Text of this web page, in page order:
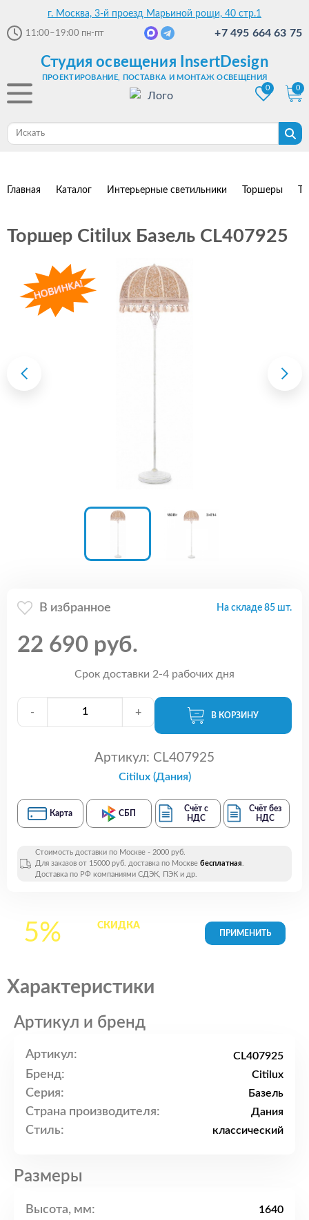
г. Москва, 3-й проезд Марьиной рощи, 40 стр.1
11:00–19:00 пн-пт +7 495 664 63 75
Студия освещения InsertDesign
ПРОЕКТИРОВАНИЕ, ПОСТАВКА И МОНТАЖ ОСВЕЩЕНИЯ
0
0
Главная Каталог Интерьерные светильники Торшеры
Торшер Citilux Базель CL407925
В избранное На складе 85 шт.
22 690 руб.
Срок доставки 2-4 рабочих дня
- + В КОРЗИНУ
Артикул: CL407925
Citilux (Дания)
Карта СБП
Счёт с
НДС
Счёт без
НДС
Стоимость доставки по Москве - 2000 руб.
Для заказов от 15000 руб. доставка по Москве бесплатная.
Доставка по РФ компаниями СДЭК, ПЭК и др.
5% СКИДКАна все
Характеристики
Артикул и бренд
Артикул: CL407925
Бренд: Citilux
Серия: Базель
Страна производителя: Дания
Стиль: классический
Размеры
Высота, мм: 1640